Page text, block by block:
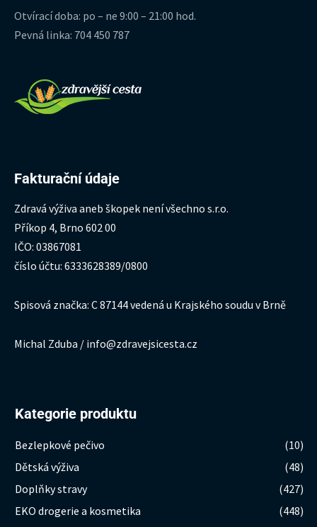
Otvírací doba: po – ne 9:00 – 21:00 hod.
Pevná linka: 704 450 787
Fakturační údaje
Zdravá výživa aneb škopek není všechno s.r.o.
Příkop 4, Brno 602 00
IČO: 03867081
číslo účtu: 6333628389/0800
Spisová značka: C 87144 vedená u Krajského soudu v Brně
Michal Zduba / info@zdravejsicesta.cz
Kategorie produktu
Bezlepkové pečivo
(10)
Dětská výživa
(48)
Doplňky stravy
(427)
EKO drogerie a kosmetika
(448)